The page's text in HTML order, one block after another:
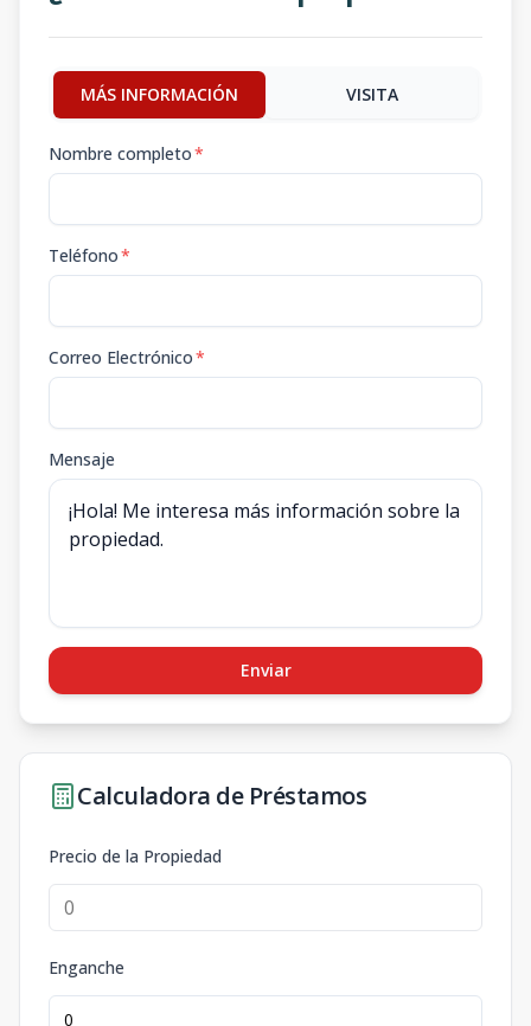
MÁS INFORMACIÓN VISITA
Nombre completo*
Teléfono*
Correo Electrónico*
Mensaje
Enviar
Calculadora de Préstamos
Precio de la Propiedad
Enganche